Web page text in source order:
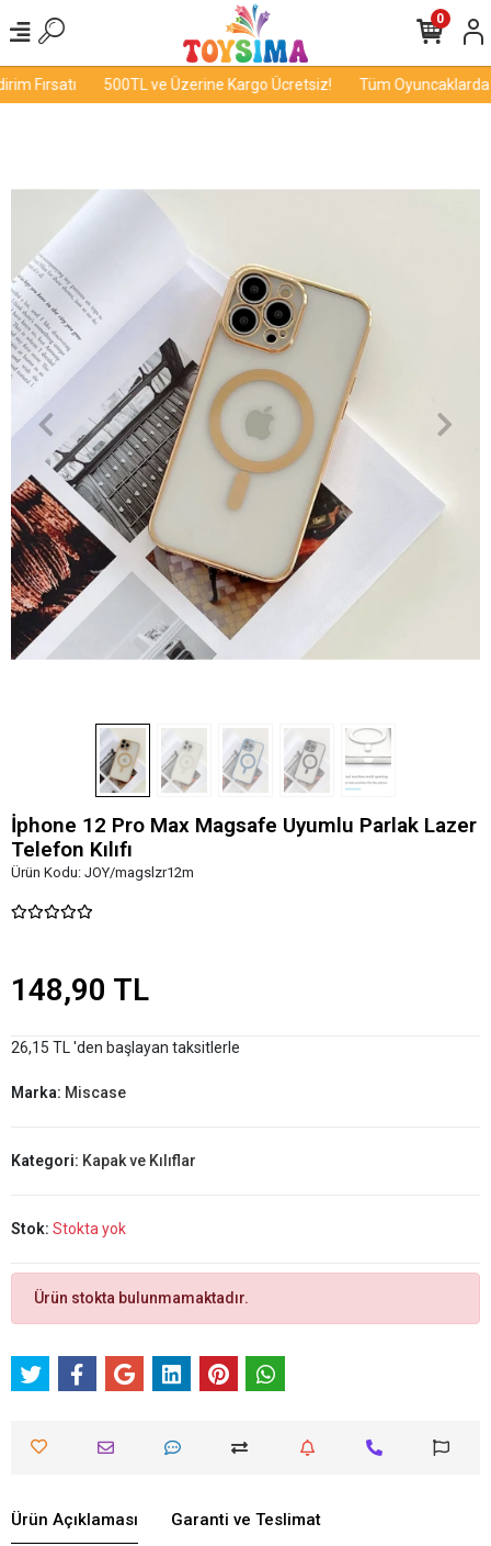
Fırsatı 500TL ve Üzerine Kargo Ücretsiz! Tüm Oyuncaklarda
0
İphone 12 Pro Max Magsafe Uyumlu Parlak Lazer
Telefon Kılıfı
Ürün Kodu: JOY/magslzr12m
148,90 TL
26,15 TL 'den başlayan taksitlerle
Marka: Miscase
Kategori: Kapak ve Kılıflar
Stok: Stokta yok
Ürün stokta bulunmamaktadır.
Ürün Açıklaması Garanti ve Teslimat